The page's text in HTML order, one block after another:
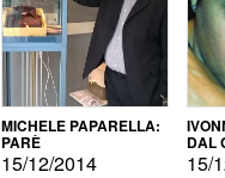
MICHELE PAPARELLA:
PARÈ
15/12/2014
DAL
15/